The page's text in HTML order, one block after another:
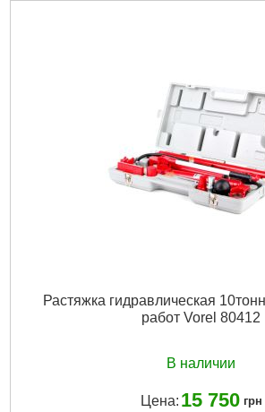
Растяжка гидравлическая
работ Vorel 80412
В наличии
Цена: 15 750 грн